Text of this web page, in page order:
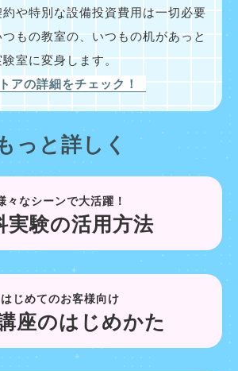
や特別な設備投資費用は一切必要
もの教室の、いつもの机があっと
室に変身します。
アの詳細をチェック！
っと詳しく
々なシーンで大活躍！
実験の活用方法
はじめてのお客様向け
座のはじめかた